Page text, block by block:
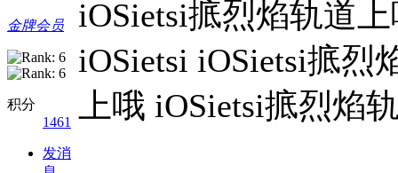
金牌会员
积分
1461
发消
iOSietsi掋烈焰轨道
iOSietsi iOSietsi掋烈
上哦 iOSietsi掋烈焰